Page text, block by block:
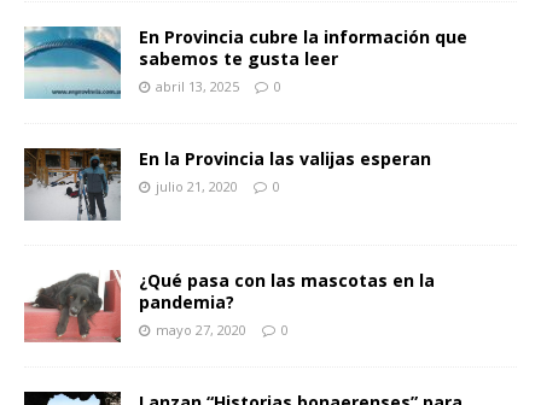
En Provincia cubre la información que
sabemos te gusta leer
abril 13, 2025 0
En la Provincia las valijas esperan
julio 21, 2020 0
¿Qué pasa con las mascotas en la
pandemia?
mayo 27, 2020 0